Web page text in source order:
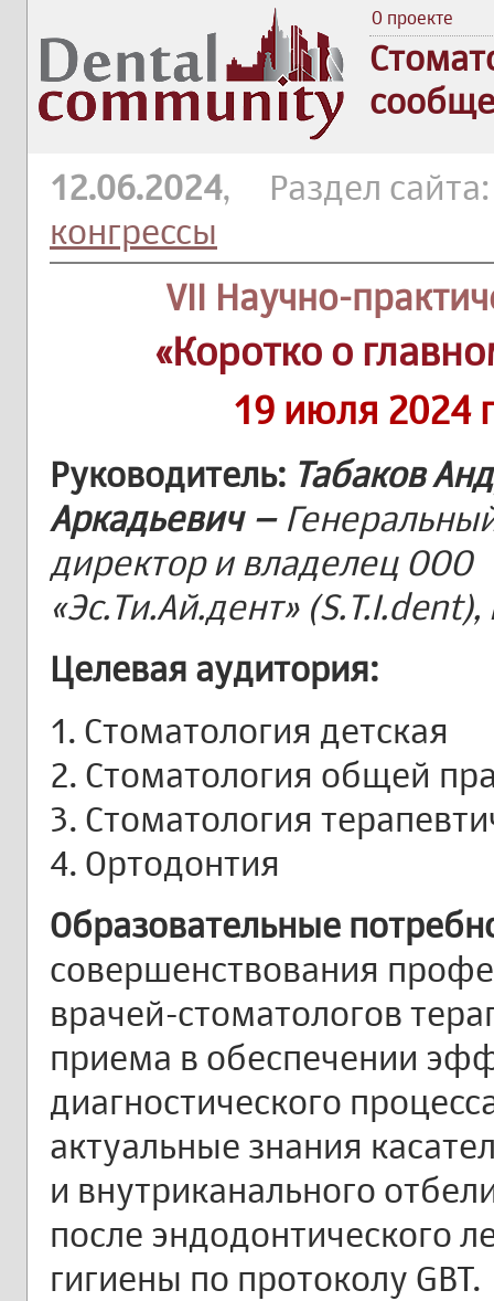
О проекте
12.06.2024, Раздел
конгрессы
VII Научно-
«Коротко о
19 июля 2024
Руководитель: Табаков
Аркадьевич –
директор и владелец ООО
«Эс.Ти.Ай.дент» (S.T.I.dent),
Целевая аудитория:
1. Стоматология детская
2. Стоматология общей
3. Стоматология
4. Ортодонтия
Образовательные
совершенствования
врачей-стоматологов
приема в обеспечении
диагностического
актуальные знания
и внутриканального
после эндодонтического
гигиены по протоколу GBT.